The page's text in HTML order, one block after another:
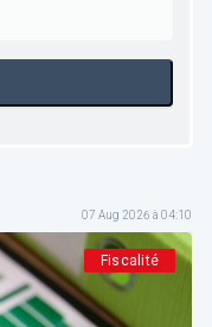
07 Aug 2026 à 04:10
Fiscalité